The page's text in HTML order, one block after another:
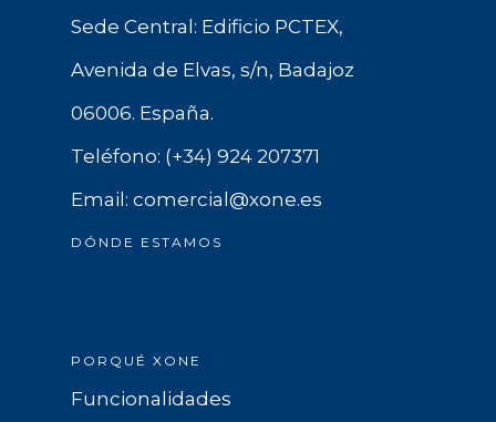
Sede Central: Edificio PCTEX,
Avenida de Elvas, s/n, Badajoz
06006. España.
Teléfono: (+34) 924 207371
Email: comercial@xone.es
DÓNDE ESTAMOS
PORQUÉ XONE
Funcionalidades